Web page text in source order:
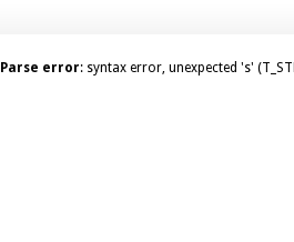
Parse error: syntax error, unexpected 's'